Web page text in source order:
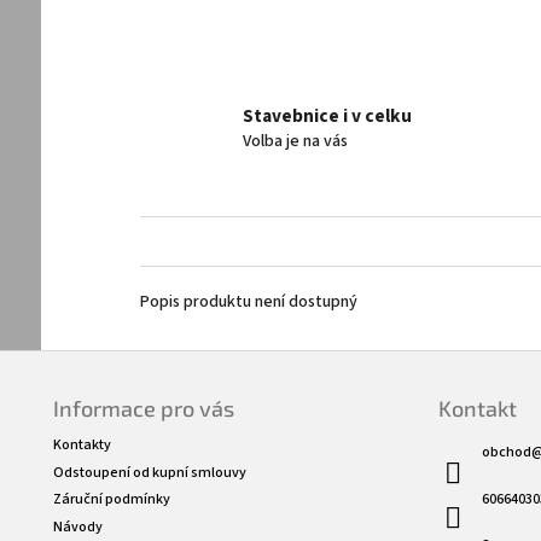
Stavebnice i v celku
Volba je na vás
Popis produktu není dostupný
Informace pro vás
Kontakty
Odstoupení od kupní smlouvy
Záruční podmínky
Návody
Kontakt
obchod